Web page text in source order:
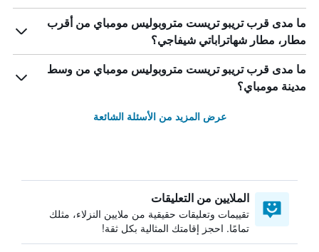
ما مدى قرب تريبو تريست متروبوليس مومباي من أقرب
مطار، مطار شهاتراباتي شيفاجي؟
ما مدى قرب تريبو تريست متروبوليس مومباي من وسط
مدينة مومباي؟
عرض المزيد من الأسئلة الشائعة
الملايين من التعليقات
تقييمات وتعليقات حقيقية من ملايين النزلاء، مثلك
تمامًا. احجز إقامتك المثالية بكل ثقة!